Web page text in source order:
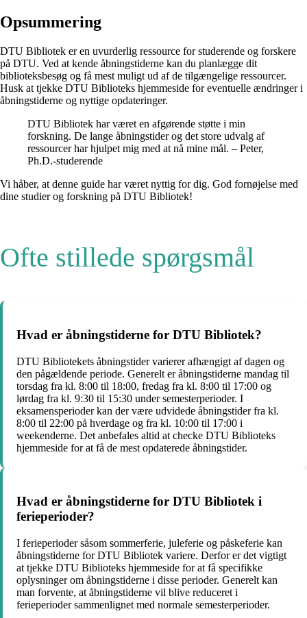
Opsummering
DTU Bibliotek er en uvurderlig ressource for studerende og forskere
på DTU. Ved at kende åbningstiderne kan du planlægge dit
biblioteksbesøg og få mest muligt ud af de tilgængelige ressourcer.
Husk at tjekke DTU Biblioteks hjemmeside for eventuelle ændringer i
åbningstiderne og nyttige opdateringer.
DTU Bibliotek har været en afgørende støtte i min
forskning. De lange åbningstider og det store udvalg af
ressourcer har hjulpet mig med at nå mine mål. – Peter,
Ph.D.-studerende
Vi håber, at denne guide har været nyttig for dig. God fornøjelse med
dine studier og forskning på DTU Bibliotek!
Ofte stillede spørgsmål
Hvad er åbningstiderne for DTU Bibliotek?
DTU Bibliotekets åbningstider varierer afhængigt af dagen og
den pågældende periode. Generelt er åbningstiderne mandag til
torsdag fra kl. 8:00 til 18:00, fredag ​​fra kl. 8:00 til 17:00 og
lørdag fra kl. 9:30 til 15:30 under semesterperioder. I
eksamensperioder kan der være udvidede åbningstider fra kl.
8:00 til 22:00 på hverdage og fra kl. 10:00 til 17:00 i
weekenderne. Det anbefales altid at checke DTU Biblioteks
hjemmeside for at få de mest opdaterede åbningstider.
Hvad er åbningstiderne for DTU Bibliotek i
ferieperioder?
I ferieperioder såsom sommerferie, juleferie og påskeferie kan
åbningstiderne for DTU Bibliotek variere. Derfor er det vigtigt
at tjekke DTU Biblioteks hjemmeside for at få specifikke
oplysninger om åbningstiderne i disse perioder. Generelt kan
man forvente, at åbningstiderne vil blive reduceret i
ferieperioder sammenlignet med normale semesterperioder.